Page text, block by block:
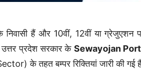
निवासी हैं और 10वीं, 12वीं या ग्रेजुएशन
प्रदेश सरकार के Sewayojan
के तहत बम्पर रिक्तियां जारी की गई